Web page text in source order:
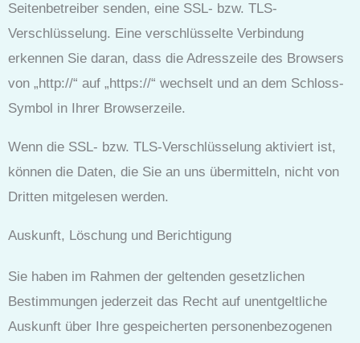
Seitenbetreiber senden, eine SSL- bzw. TLS-
Verschlüsselung. Eine verschlüsselte Verbindung
erkennen Sie daran, dass die Adresszeile des Browsers
von „http://“ auf „https://“ wechselt und an dem Schloss-
Symbol in Ihrer Browserzeile.
Wenn die SSL- bzw. TLS-Verschlüsselung aktiviert ist,
können die Daten, die Sie an uns übermitteln, nicht von
Dritten mitgelesen werden.
Auskunft, Löschung und Berichtigung
Sie haben im Rahmen der geltenden gesetzlichen
Bestimmungen jederzeit das Recht auf unentgeltliche
Auskunft über Ihre gespeicherten personenbezogenen